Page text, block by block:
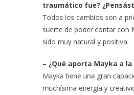
traumático fue?
Todos los cambios son a
suerte de poder contar con
sido muy natural y positiva.
– ¿Qué aporta Mayka a
Mayka tiene una gran
muchísima energía y